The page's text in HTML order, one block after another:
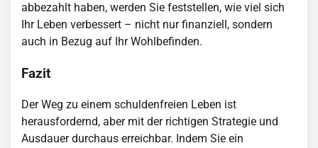
abbezahlt haben, werden Sie feststellen, wie viel sich
Ihr Leben verbessert – nicht nur finanziell, sondern
auch in Bezug auf Ihr Wohlbefinden.
Fazit
Der Weg zu einem schuldenfreien Leben ist
herausfordernd, aber mit der richtigen Strategie und
Ausdauer durchaus erreichbar. Indem Sie ein